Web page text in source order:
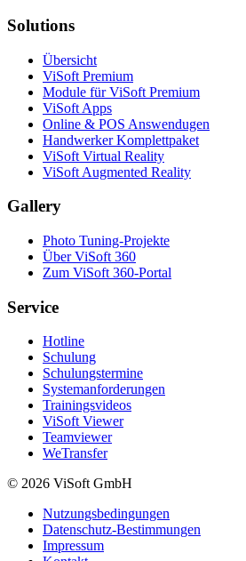
Solutions
Übersicht
ViSoft Premium
Module für ViSoft Premium
ViSoft Apps
Online & POS Answendugen
Handwerker Komplettpaket
ViSoft Virtual Reality
ViSoft Augmented Reality
Gallery
Photo Tuning-Projekte
Über ViSoft 360
Zum ViSoft 360-Portal
Service
Hotline
Schulung
Schulungstermine
Systemanforderungen
Trainingsvideos
ViSoft Viewer
Teamviewer
WeTransfer
© 2026 ViSoft GmbH
Nutzungsbedingungen
Datenschutz-Bestimmungen
Impressum